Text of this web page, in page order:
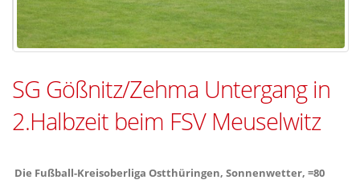
SG Gößnitz/Zehma Untergang in
2.Halbzeit beim FSV Meuselwitz
Die Fußball-Kreisoberliga Ostthüringen, Sonnenwetter, =80